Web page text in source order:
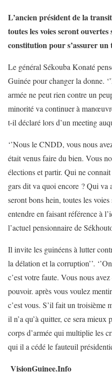
L’ancien président de la
toutes les voies seront
constitution pour s’assurer un
Le général Sékouba Konaté
Guinée pour changer la donne.
armée ne peut rien contre un
minorité va continuer à
t-il déclaré lors d’un meeting
‘’Nous le CNDD, vous nous
était venus faire du bien. Vous
élections et partir. Qui ne
gars dit va quoi encore ? Qui va
seront bons hein, toutes les voies
entendre en faisant référence à
l’actuel pensionnaire de
Il invite les guinéens à lutter
la délation et la corruption’’.
c’est votre faute. Vous nous
pouvoir. après vous voulez
c’est vous. S’il fait un troisième
il n’a qu’à quitter, ce sera mieux
corps d’armée qui multiplie les
qui il a cédé le fauteuil
VisionGuinee.Info